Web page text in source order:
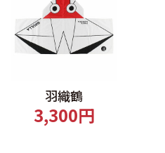
羽織鶴
3,300円